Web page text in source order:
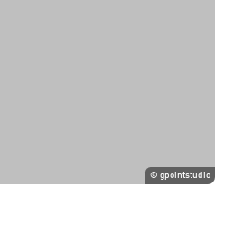
©gpointstudio